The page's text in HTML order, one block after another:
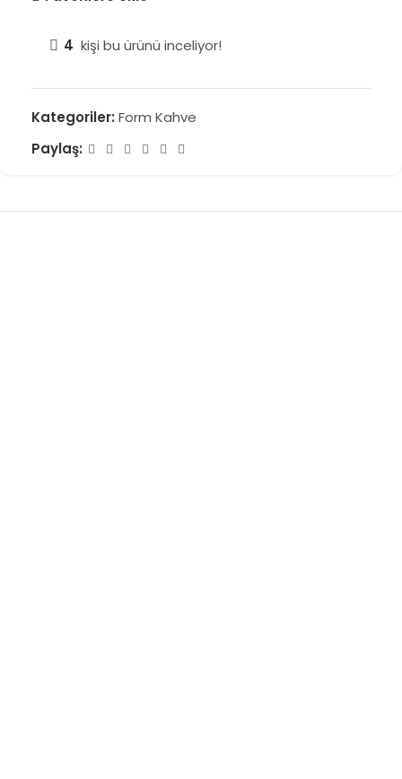
4 kişi bu ürünü inceliyor!
Kategoriler: Form Kahve
Paylaş: